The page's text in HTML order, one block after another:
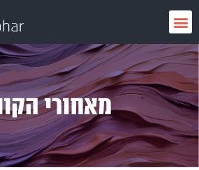
לתוכן תפריט
מאחורי